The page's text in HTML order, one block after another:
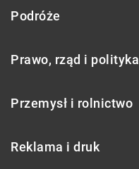
Podróże
Prawo, rząd i polityka
Przemysł i rolnictwo
Reklama i druk